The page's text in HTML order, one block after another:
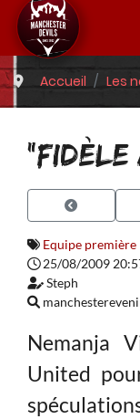
Accueil Les
"FIDÈLE
Equipe première
25/08/2009
Steph
Nemanja
United